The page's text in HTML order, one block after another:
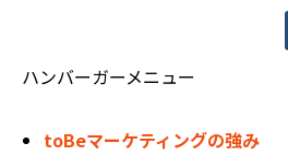
ハンバーガーメニュー
toBeマーケティングの強み